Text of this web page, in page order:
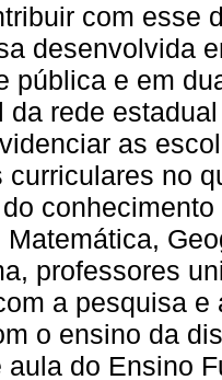
com esse
desenvolvida
pública e em
da rede
as
curriculares no
Matemática,
professores
a pesquisa
o ensino da
aula do Ensino